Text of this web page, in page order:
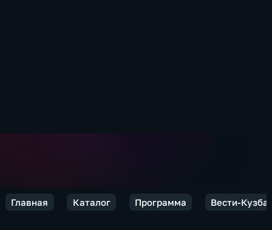
Главная Каталог Программа Вести-